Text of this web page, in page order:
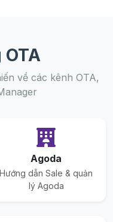
về các kênh OTA,
Agoda
Hướng dẫn Sale & quản
lý Agoda